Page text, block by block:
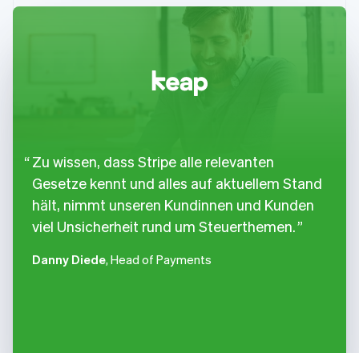
Zu wissen, dass Stripe alle relevanten
Gesetze kennt und alles auf aktuellem Stand
hält, nimmt unseren Kundinnen und Kunden
viel Unsicherheit rund um Steuerthemen.
Danny Diede, Head of Payments